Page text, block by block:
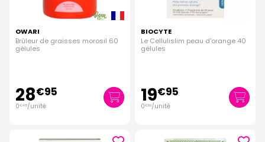
OWARI
Brûleur de graisses morosil 60
gélules
28€95
0€48/unité
BIOCYTE
Le Cellulislim peau d'orange 40
gélules
19€95
0€50/unité